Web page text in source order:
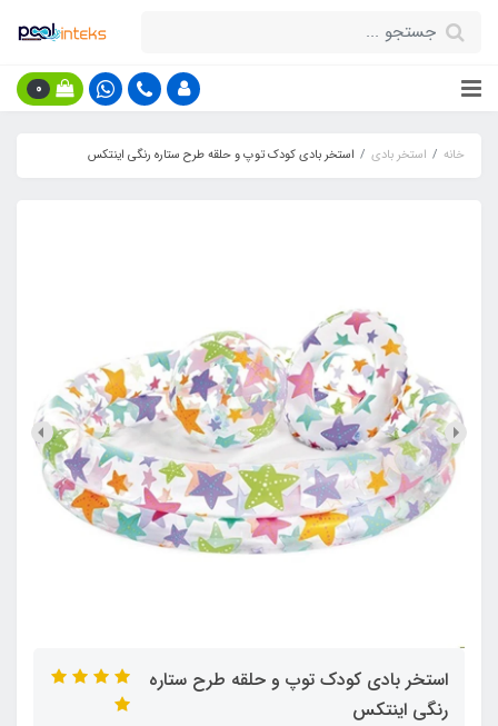
0
خانه استخر بادی استخر بادی کودک توپ و حلقه طرح ستاره رنگی اینتکس
استخر بادی کودک توپ و حلقه طرح ستاره
رنگی اینتکس